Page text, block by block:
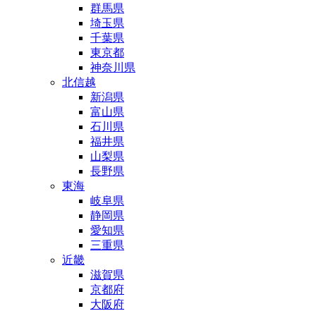
群馬県
埼玉県
千葉県
東京都
神奈川県
北信越
新潟県
富山県
石川県
福井県
山梨県
長野県
東海
岐阜県
静岡県
愛知県
三重県
近畿
滋賀県
京都府
大阪府